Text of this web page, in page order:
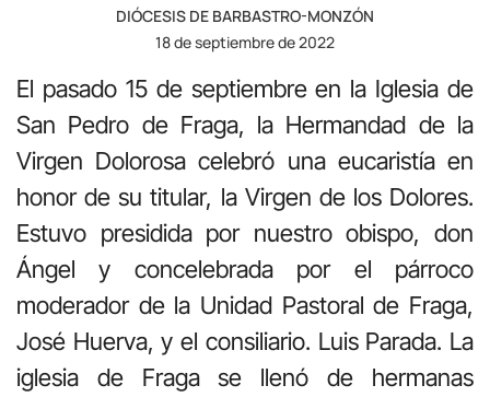
DIÓCESIS DE BARBASTRO-MONZÓN
18 de septiembre de 2022
El pasado 15 de septiembre en la Iglesia de
San Pedro de Fraga, la Hermandad de la
Virgen Dolorosa celebró una eucaristía en
honor de su titular, la Virgen de los Dolores.
Estuvo presidida por nuestro obispo, don
Ángel y concelebrada por el párroco
moderador de la Unidad Pastoral de Fraga,
José Huerva, y el consiliario. Luis Parada. La
iglesia de Fraga se llenó de hermanas